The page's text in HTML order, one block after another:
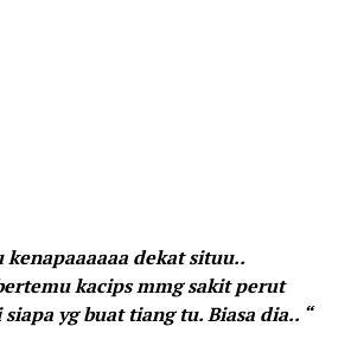
kenapaaaaaa dekat situu..
kacips mmg sakit perut
yg buat tiang tu. Biasa dia.. “